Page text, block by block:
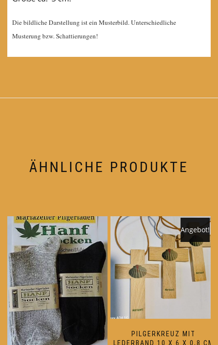
Die bildliche Darstellung ist ein Musterbild. Unterschiedliche
Musterung bzw. Schattierungen!
ÄHNLICHE PRODUKTE
PILGERKREUZ MIT
LEDERBAND 10 X 6 X 0,8 CM
Angebot!